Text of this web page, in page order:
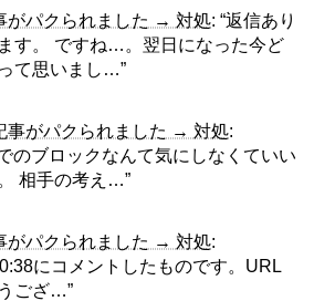
がパクられました → 対処: “返信あり
す。 ですね…。翌日になった今ど
て思いまし…”
事がパクられました → 対処:
のブロックなんて気にしなくていい
相手の考え…”
がパクられました → 対処:
にコメントしたものです。URL
ござ…”